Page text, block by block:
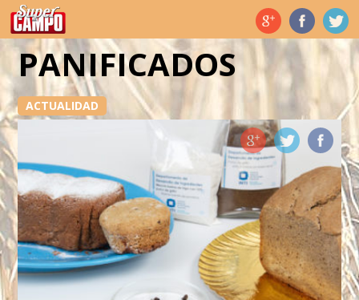
Temas de hoy
PANIFICADOS
ACTUALIDAD